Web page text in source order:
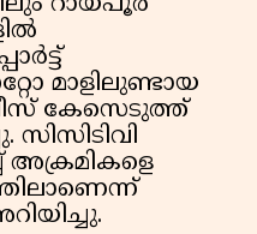
മാളിലുണ്ടായ
കേസെടുത്ത്
അക്രമികളെ